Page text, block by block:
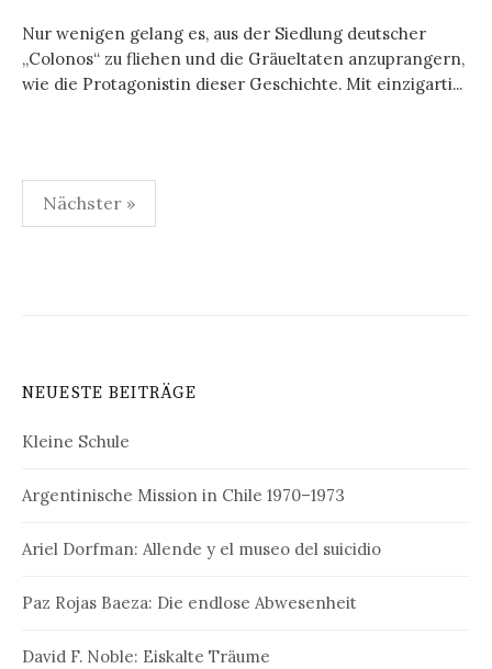
Nur wenigen gelang es, aus der Siedlung deutscher
„Colonos“ zu fliehen und die Gräueltaten anzuprangern,
wie die Protagonistin dieser Geschichte. Mit einzigarti...
Seitennummerierung
der
Nächster »
NEUESTE BEITRÄGE
Kleine Schule
Argentinische Mission in Chile 1970–1973
Ariel Dorfman: Allende y el museo del suicidio
Paz Rojas Baeza: Die endlose Abwesenheit
David F. Noble: Eiskalte Träume